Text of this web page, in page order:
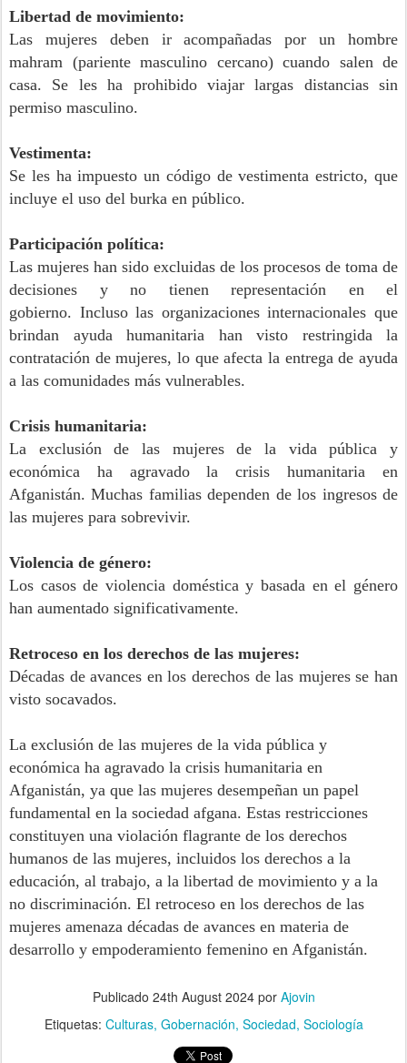
Libertad de movimiento:
Las mujeres deben ir acompañadas por un hombre
mahram (pariente masculino cercano) cuando salen de
casa. Se les ha prohibido viajar largas distancias sin
permiso masculino.
Vestimenta:
Se les ha impuesto un código de vestimenta estricto, que
incluye el uso del burka en público.
Participación política:
Las mujeres han sido excluidas de los procesos de toma de
decisiones y no tienen representación en el
gobierno. Incluso las organizaciones internacionales que
brindan ayuda humanitaria han visto restringida la
contratación de mujeres, lo que afecta la entrega de ayuda
a las comunidades más vulnerables.
Crisis humanitaria:
La exclusión de las mujeres de la vida pública y
económica ha agravado la crisis humanitaria en
Afganistán. Muchas familias dependen de los ingresos de
las mujeres para sobrevivir.
Violencia de género:
Los casos de violencia doméstica y basada en el género
han aumentado significativamente.
Retroceso en los derechos de las mujeres:
Décadas de avances en los derechos de las mujeres se han
visto socavados.
La exclusión de las mujeres de la vida pública y
económica ha agravado la crisis humanitaria en
Afganistán, ya que las mujeres desempeñan un papel
fundamental en la sociedad afgana. Estas restricciones
constituyen una violación flagrante de los derechos
humanos de las mujeres, incluidos los derechos a la
educación, al trabajo, a la libertad de movimiento y a la
no discriminación. El retroceso en los derechos de las
mujeres amenaza décadas de avances en materia de
desarrollo y empoderamiento femenino en Afganistán.
Publicado 24th August 2024por Ajovin
Etiquetas: Culturas Gobernación Sociedad Sociología